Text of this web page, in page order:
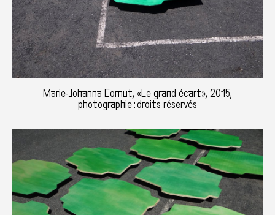
Marie-Johanna Cornut, «Le grand écart», 2015,
photographie : droits réservés